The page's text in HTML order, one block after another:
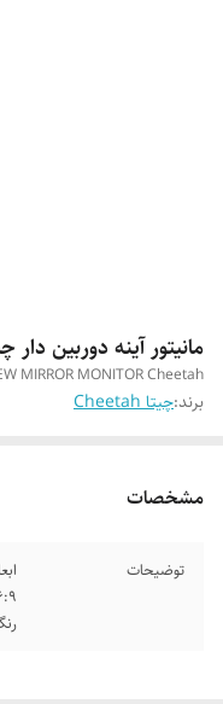
مانیتور آینه دوربین دار
MIRROR MONITOR Cheetah
برند:چیتا Cheetah
مشخصات
توضیحات